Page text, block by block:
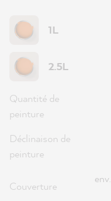
1L
2.5L
Quantité de
peinture
Déclinaison de
peinture
Couverture
env.